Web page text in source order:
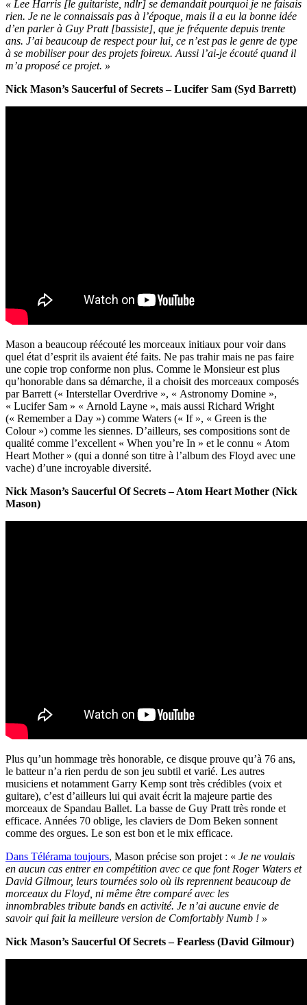
« Lee Harris [le guitariste, ndlr] se demandait pourquoi je ne faisais
rien. Je ne le connaissais pas à l’époque, mais il a eu la bonne idée
d’en parler à Guy Pratt [bassiste], que je fréquente depuis trente
ans. J’ai beaucoup de respect pour lui, ce n’est pas le genre de type
à se mobiliser pour des projets foireux. Aussi l’ai-je écouté quand il
m’a proposé ce projet. »
Nick Mason’s Saucerful of Secrets – Lucifer Sam (Syd Barrett)
Mason a beaucoup réécouté les morceaux initiaux pour voir dans
quel état d’esprit ils avaient été faits. Ne pas trahir mais ne pas faire
une copie trop conforme non plus. Comme le Monsieur est plus
qu’honorable dans sa démarche, il a choisit des morceaux composés
par Barrett (« Interstellar Overdrive », « Astronomy Domine »,
« Lucifer Sam » « Arnold Layne », mais aussi Richard Wright
(« Remember a Day ») comme Waters (« If », « Green is the
Colour ») comme les siennes. D’ailleurs, ses compositions sont de
qualité comme l’excellent « When you’re In » et le connu « Atom
Heart Mother » (qui a donné son titre à l’album des Floyd avec une
vache) d’une incroyable diversité.
Nick Mason’s Saucerful Of Secrets – Atom Heart Mother (Nick
Mason)
Plus qu’un hommage très honorable, ce disque prouve qu’à 76 ans,
le batteur n’a rien perdu de son jeu subtil et varié. Les autres
musiciens et notamment Garry Kemp sont très crédibles (voix et
guitare), c’est d’ailleurs lui qui avait écrit la majeure partie des
morceaux de Spandau Ballet. La basse de Guy Pratt très ronde et
efficace. Années 70 oblige, les claviers de Dom Beken sonnent
comme des orgues. Le son est bon et le mix efficace.
Dans Télérama toujours, Mason précise son projet : « Je ne voulais
en aucun cas entrer en compétition avec ce que font Roger Waters et
David Gilmour, leurs tournées solo où ils reprennent beaucoup de
morceaux du Floyd, ni même être comparé avec les
innombrables tribute bands en activité. Je n’ai aucune envie de
savoir qui fait la meilleure version de Comfortably Numb ! »
Nick Mason’s Saucerful Of Secrets – Fearless (David Gilmour)